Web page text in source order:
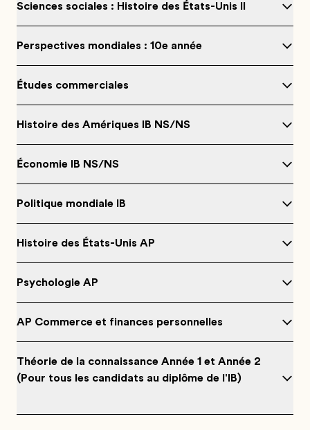
Sciences sociales : Histoire des États-Unis II
Perspectives mondiales : 10e année
Études commerciales
Histoire des Amériques IB NS/NS
Économie IB NS/NS
Politique mondiale IB
Histoire des États-Unis AP
Psychologie AP
AP Commerce et finances personnelles
Théorie de la connaissance Année 1 et Année 2
(Pour tous les candidats au diplôme de l'IB)